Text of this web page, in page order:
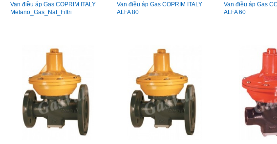
Van điều áp Gas COPRIM ITALY
Metano_Gas_Nat_Filtri
Van điều áp Gas COPRIM ITALY
ALFA 80
Van điều áp Gas
ALFA 60